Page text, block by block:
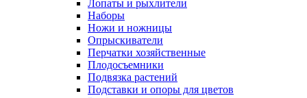
Лопаты и рыхлители
Наборы
Ножи и ножницы
Опрыскиватели
Перчатки хозяйственные
Плодосъемники
Подвязка растений
Подставки и опоры для цветов